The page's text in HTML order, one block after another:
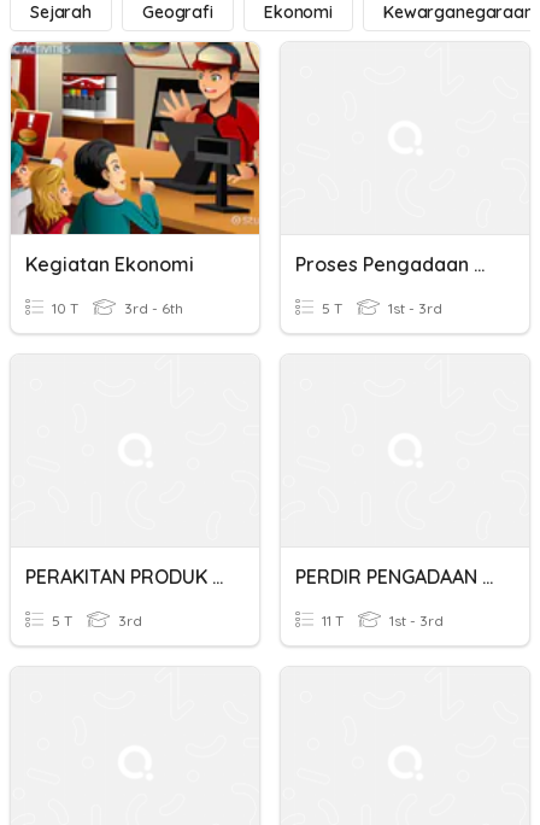
Sejarah Geografi Ekonomi Kewarganegaraan
Kegiatan Ekonomi
10 T 3rd - 6th
Proses Pengadaan Barang Dan Jasa
5 T 1st - 3rd
PERAKITAN PRODUK BARANG DAN JASA KELAS XII
5 T 3rd
PERDIR PENGADAAN BARANG DAN JASA 2
11 T 1st - 3rd